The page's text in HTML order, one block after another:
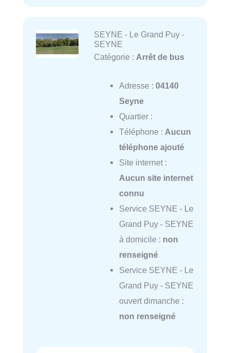
SEYNE - Le Grand Puy -
SEYNE
Catégorie : Arrêt de bus
Adresse : 04140
Seyne
Quartier :
Téléphone : Aucun
téléphone ajouté
Site internet :
Aucun site internet
connu
Service SEYNE - Le
Grand Puy - SEYNE
à domicile : non
renseigné
Service SEYNE - Le
Grand Puy - SEYNE
ouvert dimanche :
non renseigné